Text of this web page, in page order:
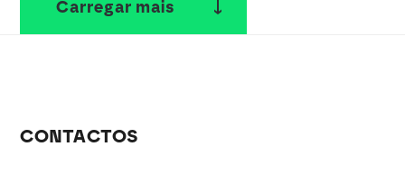
Carregar mais
CONTACTOS